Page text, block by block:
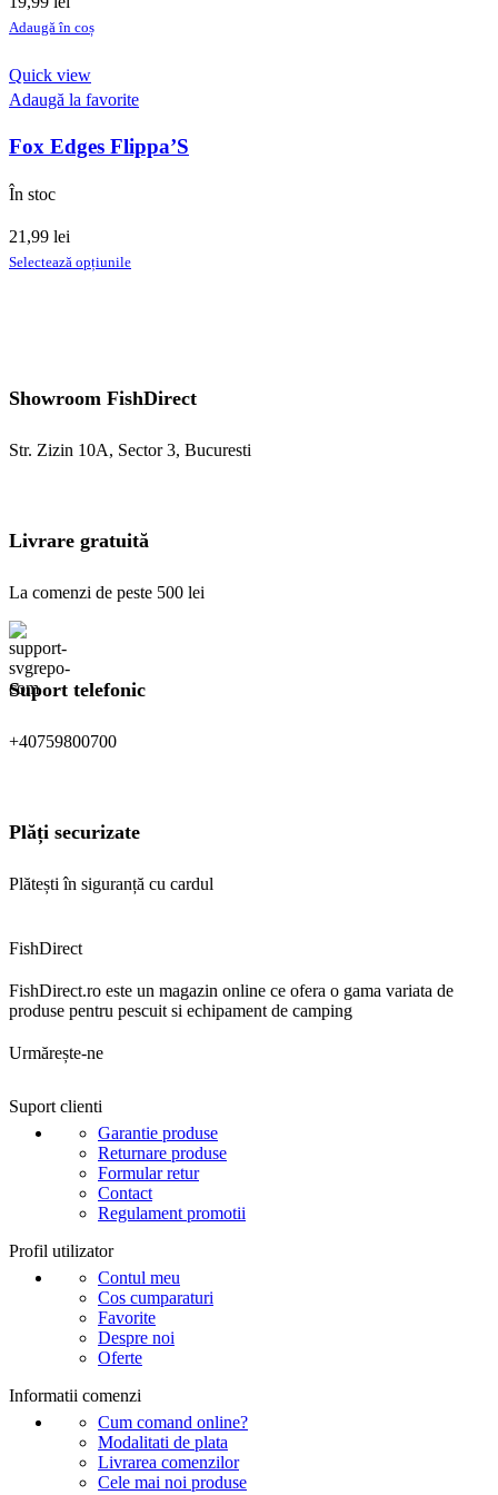
Adaugă în coș
Quick view
Adaugă la favorite
Fox Edges Flippa’S
În stoc
21,99 lei
Selectează opțiunileAcest
Opțiunile
fi
pagina
produsului.
Showroom FishDirect
Str. Zizin 10A, Sector 3, Bucuresti
Livrare gratuită
La comenzi de peste 500 lei
Suport telefonic
+40759800700
Plăți securizate
Plătești în siguranță cu cardul
FishDirect
FishDirect.ro este un magazin online ce ofera o gama variata de
produse pentru pescuit si echipament de camping
Urmărește-ne
Suport clienti
Garantie produse
Returnare produse
Formular retur
Contact
Regulament promotii
Profil utilizator
Contul meu
Cos cumparaturi
Favorite
Despre noi
Oferte
Informatii comenzi
Cum comand online?
Modalitati de plata
Livrarea comenzilor
Cele mai noi produse